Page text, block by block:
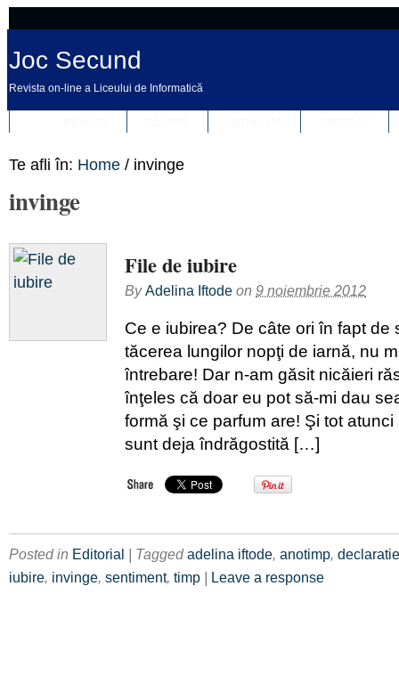
Joc Secund
Revista on-line a Liceului de Informatică
Te afli în: Home / invinge
invinge
File de iubire
ByAdelina Iftode on 9 noiembrie 2012
Ce e iubirea? De câte ori în fapt de
tăcerea lungilor nopţi de iarnă, nu
întrebare! Dar n-am găsit nicăieri
înţeles că doar eu pot să-mi dau
formă şi ce parfum are! Şi tot
sunt deja îndrăgostită […]
Posted in Editorial | Taggedadelina iftode, anotimp, declaratie
iubire, invinge, sentiment, timp | Leave a response